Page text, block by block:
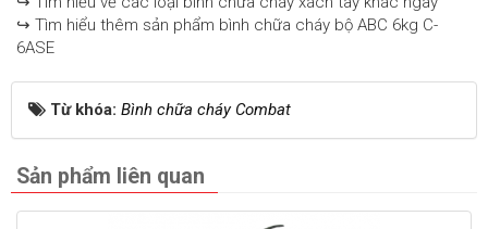
↪ Tìm hiểu thêm sản phẩm bình chữa cháy bộ ABC 6kg C-
6ASE
Từ khóa: Bình chữa cháy Combat
Sản phẩm liên quan